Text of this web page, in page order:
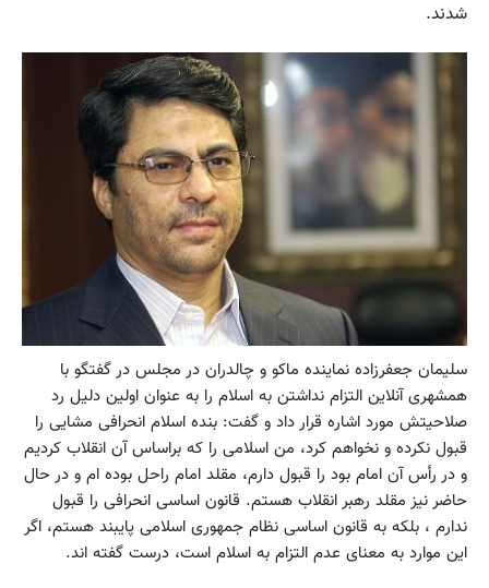
شدند.
سلیمان جعفرزاده نماینده ماکو و چالدران در مجلس در گفتگو با
همشهری آنلاین التزام نداشتن به اسلام را به عنوان اولین دلیل رد
صلاحیتش مورد اشاره قرار داد و گفت: بنده اسلام انحرافی مشایی را
قبول نکرده و نخواهم کرد، من اسلامی را که براساس آن انقلاب کردیم
و در رأس آن امام بود را قبول دارم، مقلد امام راحل بوده ام و در حال
حاضر نیز مقلد رهبر انقلاب هستم. قانون اساسی انحرافی را قبول
ندارم ، بلکه به قانون اساسی نظام جمهوری اسلامی پایبند هستم، اگر
این موارد به معنای عدم التزام به اسلام است، درست گفته اند.